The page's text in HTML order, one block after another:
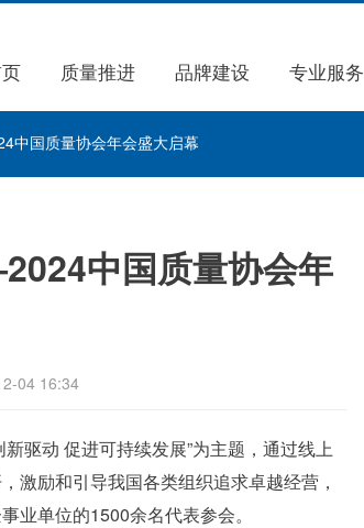
质量推进 品牌建设 专业服务
国质量协会年会盛大启幕
中国质量协会年
04 16:34
驱动 促进可持续发展”为主题，通过线上
激励和引导我国各类组织追求卓越经营，
业单位的1500余名代表参会。